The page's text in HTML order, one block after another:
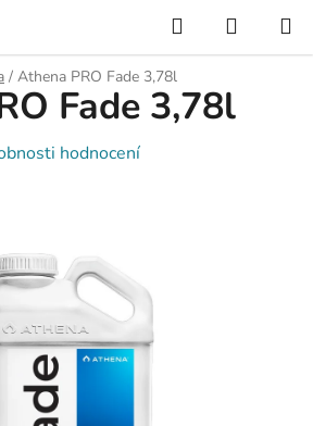
Hledat
KOŠÍK
/ Athena PRO Fade 3,78l
Fade 3,78l
hodnocení